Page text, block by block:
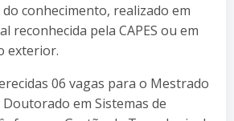
conhecimento, realizado em
reconhecida pela CAPES ou em
exterior.
06 vagas para o Mestrado
em Sistemas de